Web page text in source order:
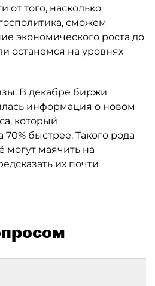
от того, насколько
сможем
экономического роста до
останемся на уровнях
В декабре биржи
информация о новом
который
70% быстрее. Такого рода
маячить на
их почти